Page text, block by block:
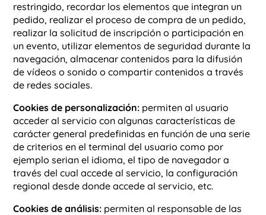
restringido, recordar los elementos que integran un
pedido, realizar el proceso de compra de un pedido,
realizar la solicitud de inscripción o participación en
un evento, utilizar elementos de seguridad durante la
navegación, almacenar contenidos para la difusión
de vídeos o sonido o compartir contenidos a través
de redes sociales.
Cookies de personalización: permiten al usuario
acceder al servicio con algunas características de
carácter general predefinidas en función de una serie
de criterios en el terminal del usuario como por
ejemplo serian el idioma, el tipo de navegador a
través del cual accede al servicio, la configuración
regional desde donde accede al servicio, etc.
Cookies de análisis: permiten al responsable de las